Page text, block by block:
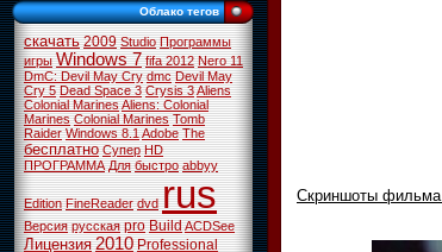
Облако тегов
скачать 2009 Studio Программы
игры Windows 7 fifa 2012 Nero 11
DmC: Devil May Cry dmc Devil May
Cry 5 Dead Space 3 Crysis 3Aliens
Colonial MarinesAliens: Colonial
Marines Colonial Marines Tomb
Raider Windows 8.1Adobe The
бесплатно Супер HD
ПРОГРАММА Для быстро abbyy
Edition FineReader dvd rus
Версия русская pro BuildACDSee
Лицензия 2010 Professional
Скриншоты фильма